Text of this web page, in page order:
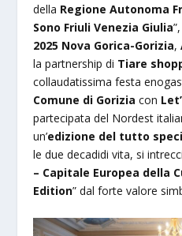
della Regione Autonoma
Sono Friuli Venezia Giulia
2025 Nova Gorica-Gorizia,
la partnership di Tiare
collaudatissima festa
Comune di Gorizia con
partecipata del Nordest
un’edizione del tutto
le due decadidi vita, si
– Capitale Europea della
Edition” dal forte valore